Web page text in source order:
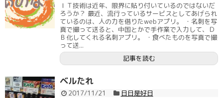
ＩＴ技術は近年、限界に貼り付いているのではないだ
ろうか？ 最近、流行っているサービスとしてあげられ
ているのは、人の力を借りたwebアプリ。 ・名刺を写
真で撮って送ると、中国とかで手作業で入力して、Ｄ
Ｂ化してくれる名刺アプリ。 ・食べたものを写真で撮
って送...
記事を読む
ベルたれ
2017/11/21
日日是好日